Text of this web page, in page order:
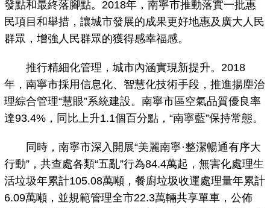
發點和最終落腳點。2018年，南寧市推動落實一批惠
民項目和舉措，讓城市發展的成果更好地惠及廣大人民
群眾，增強人民群眾的獲得感幸福感。
推行精細化管理，城市內涵實現新提升。2018
年，南寧市採用信息化、智慧化技術手段，推進揚塵治
理綜合管理“慧眼”系統建設。南寧市區空氣品質優良率
達93.4%，同比上升1.1個百分點，“南寧藍”保持常態。
同時，南寧市深入開展“美麗南寧·整潔暢通有序大
行動”，共查處各類“五亂”行為84.4萬起，無害化處理生
活垃圾年累計105.08萬噸，餐廚垃圾收運處理量年累計
6.09萬噸，並規範管理全市22.3萬輛共享單車，公佈